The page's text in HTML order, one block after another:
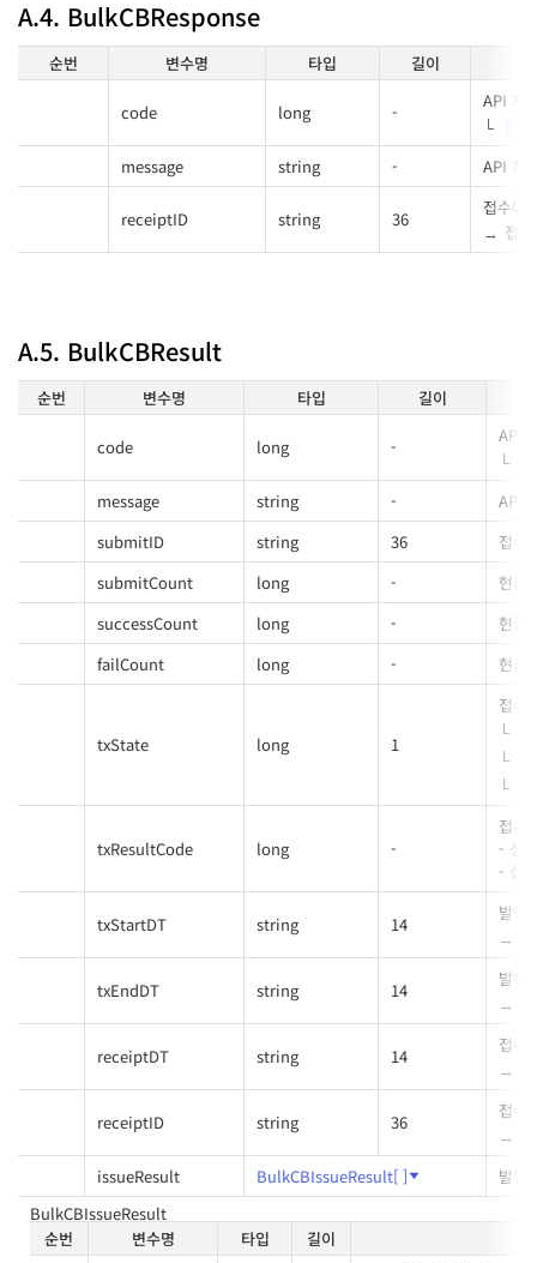
A.4. BulkCBResponse
순번 변수명 타입 길이
code long -
API 처
message string - API 처
receiptID string 36
접수아
접
A.5. BulkCBResult
순번 변수명 타입 길이
code long -
API
message string -
API
submitID
string 36
접수
submitCount
long -
현금
successCount
long -
현금
failCount
long - 현금
txState long 1
접수
txResultCode long -
접수
- 성
- 실
txStartDT string 14
발행
txEndDT string 14
발행
receiptDT string 14
접수
receiptID string 36
접수
issueResult
BulkCBIssueResult[ ]
발행
BulkCBIssueResult
순번
변수명 타입 길이